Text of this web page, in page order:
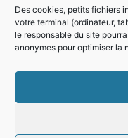
Des cookies, petits fichiers
votre terminal (ordinateur,
le responsable du site
anonymes pour optimiser la
Horaires